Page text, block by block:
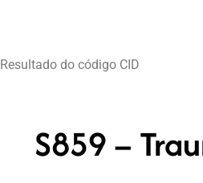
Resultado do código CID
S859 –